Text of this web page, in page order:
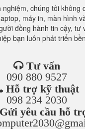
chúng tôi không
máy in, màn hình
đồng hành tin cậy, tư
bạn luôn phát triển
Tư vấn
090 880 9527
Hỗ trợ kỹ thuật
098 234 2030
Gửi yêu cầu hỗ